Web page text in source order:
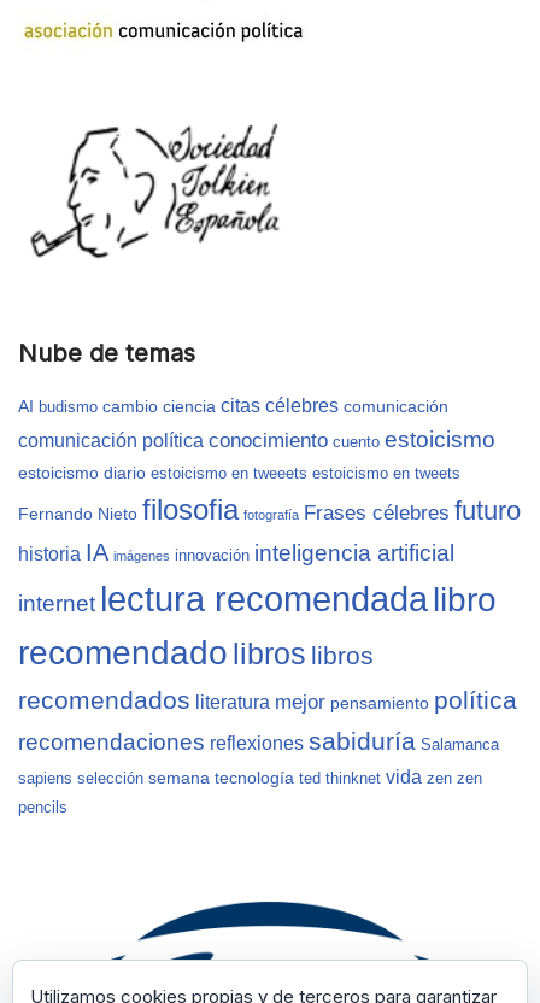
Nube de temas
AI budismo cambio ciencia citas célebres comunicación
comunicación política conocimiento cuento estoicismo
estoicismo diario estoicismo en tweeets estoicismo en tweets
Fernando Nieto filosofia fotografía Frases célebres futuro
historia IA imágenes innovación inteligencia artificial
internet lectura recomendadalibro
recomendado libros libros
recomendados literatura mejor pensamiento política
recomendaciones reflexiones sabiduría Salamanca
sapiens selección semana tecnología ted thinknet vida zen zen
pencils
Utilizamos cookies propias y de terceros para garantizar